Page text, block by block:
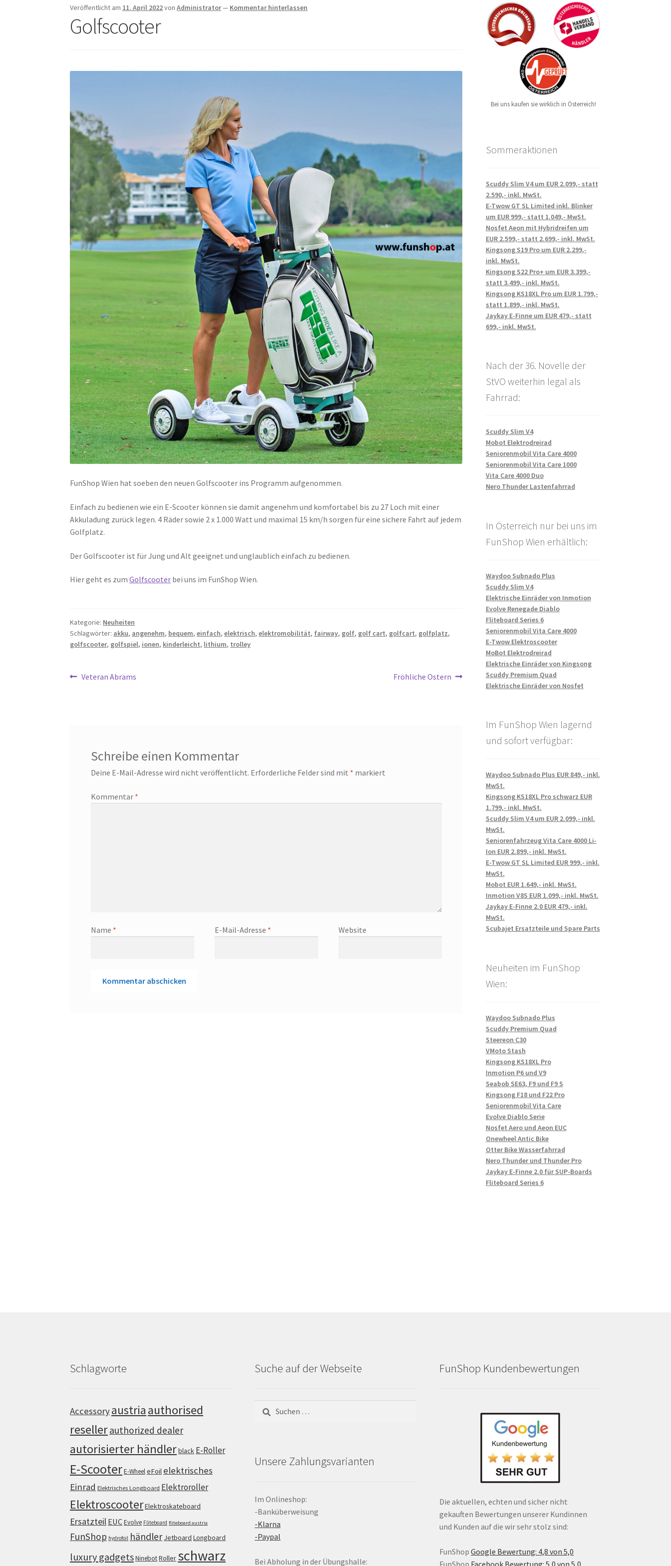
Veröffentlicht am 11. April 2022vonAdministrator— Kommentar hinterlassen
Golfscooter
FunShop Wien hat soeben den neuen Golfscooter ins Programm aufgenommen.
Einfach zu bedienen wie ein E-Scooter können sie damit angenehm und komfortabel bis zu 27 Loch mit einer
Akkuladung zurück legen. 4 Räder sowie 2 x 1.000 Watt und maximal 15 km/h sorgen für eine sichere Fahrt auf jedem
Golfplatz.
Der Golfscooter ist für Jung und Alt geeignet und unglaublich einfach zu bedienen.
Hier geht es zumGolfscooter bei uns im FunShop Wien.
Kategorie: Neuheiten
Schlagwörter: akku, angenehm, bequem,einfach,elektrisch,elektromobilität, fairway, golf, golf cart, golfcart, golfplatz,
golfscooter, golfspiel, ionen, kinderleicht, lithium, trolley
Beitragsnavigation
Vorheriger
Veteran Abrams
Nächster
Fröhliche Ostern
Schreibe einen Kommentar
Deine E-Mail-Adresse wird nicht veröffentlicht. Erforderliche Felder sind mit * markiert
Kommentar *
Name * E-Mail-Adresse * Website
Bei uns kaufen sie wirklich in Österreich!
Sommeraktionen
Scuddy Slim V4 um EUR 2.099,- statt
2.590,- inkl. MwSt.
E-Twow GT SL Limited inkl. Blinker
um EUR 999,- statt 1.049,- MwSt.
Nosfet Aeon mit Hybridreifen um
EUR 2.599,- statt 2.699,- inkl. MwSt.
Kingsong S19 Pro um EUR 2.299,-
inkl. MwSt.
Kingsong S22 Pro+ um EUR 3.399,-
statt 3.499,- inkl. MwSt.
Kingsong KS18XL Pro um EUR 1.799,-
statt 1.899,- inkl. MwSt.
Jaykay E-Finne um EUR 479,- statt
699,- inkl. MwSt.
Nach der 36. Novelle der
StVO weiterhin legal als
Fahrrad:
Scuddy Slim V4
Mobot Elektrodreirad
Seniorenmobil Vita Care 4000
Seniorenmobil Vita Care 1000
Vita Care 4000 Duo
Nero Thunder Lastenfahrrad
In Österreich nur bei uns im
FunShop Wien erhältlich:
Waydoo Subnado Plus
Scuddy Slim V4
Elektrische Einräder von Inmotion
Evolve Renegade Diablo
Fliteboard Series 6
Seniorenmobil Vita Care 4000
E-Twow Elektroscooter
MoBot Elektrodreirad
Elektrische Einräder von Kingsong
Scuddy Premium Quad
Elektrische Einräder von Nosfet
Im FunShop Wien lagernd
und sofort verfügbar:
Waydoo Subnado Plus EUR 849,- inkl.
MwSt.
Kingsong KS18XL Pro schwarz EUR
1.799,- inkl. MwSt.
Scuddy Slim V4 um EUR 2.099,- inkl.
MwSt.
Seniorenfahrzeug Vita Care 4000 Li-
Ion EUR 2.899,- inkl. MwSt.
E-Twow GT SL Limited EUR 999,- inkl.
MwSt.
Mobot EUR 1.649,- inkl. MwSt.
Inmotion V8S EUR 1.099,- inkl. MwSt.
Jaykay E-Finne 2.0 EUR 479,- inkl.
MwSt.
Scubajet Ersatzteile und Spare Parts
Neuheiten im FunShop
Wien:
Waydoo Subnado Plus
Scuddy Premium Quad
Steereon C30
VMoto Stash
Kingsong KS18XL Pro
Inmotion P6 und V9
Seabob SE63, F9 und F9 S
Kingsong F18 und F22 Pro
Seniorenmobil Vita Care
Evolve Diablo Serie
Nosfet Aero und Aeon EUC
Onewheel Antic Bike
Otter Bike Wasserfahrrad
Nero Thunder und Thunder Pro
Jaykay E-Finne 2.0 für SUP-Boards
Fliteboard Series 6
Schlagworte
Accessoryaustria authorised
resellerauthorized dealer
autorisierter händlerblack E-Roller
E-ScooterE-WheeleFoil elektrisches
Einrad Elektrisches Longboard Elektroroller
ElektroscooterElektroskateboard
Ersatzteil EUCEvolve Fliteboard fliteboard austria
FunShop hydrofoil händler Jetboard Longboard
luxury gadgetsNinebotRoller schwarz
Suche auf der Webseite
nach:
Unsere Zahlungsvarianten
Im Onlineshop:
-Banküberweisung
-Klarna
-Paypal
Bei Abholung in der Übungshalle:
FunShop Kundenbewertungen
Die aktuellen, echten und sicher nicht
gekauften Bewertungen unserer Kundinnen
und Kunden auf die wir sehr stolz sind:
FunShop Google Bewertung: 4,8 von 5,0
FunShop Facebook Bewertung: 5,0 von 5,0